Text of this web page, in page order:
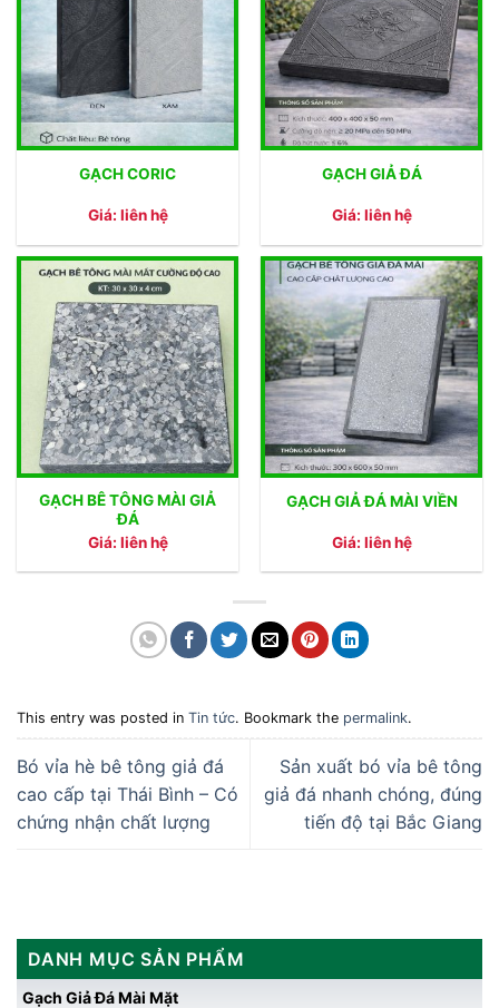
GẠCH CORIC
Giá: liên hệ
GẠCH GIẢ ĐÁ
Giá: liên hệ
GẠCH BÊ TÔNG MÀI GIẢ
ĐÁ
Giá: liên hệ
GẠCH GIẢ ĐÁ MÀI VIỀN
Giá: liên hệ
This entry was posted in Tin tức. Bookmark the permalink.
Bó vỉa hè bê tông giả đá
cao cấp tại Thái Bình – Có
chứng nhận chất lượng
Sản xuất bó vỉa bê tông
giả đá nhanh chóng, đúng
tiến độ tại Bắc Giang
DANH MỤC SẢN PHẨM
Gạch Giả Đá Mài Mặt